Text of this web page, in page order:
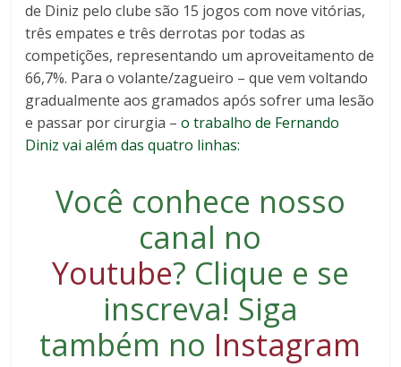
de Diniz pelo clube são 15 jogos com nove vitórias,
três empates e três derrotas por todas as
competições, representando um aproveitamento de
66,7%. Para o volante/zagueiro – que vem voltando
gradualmente aos gramados após sofrer uma lesão
e passar por cirurgia –o trabalho de Fernando
Diniz vai além das quatro linhas:
Você conhece nosso
canal no
Youtube? Clique e se
inscreva! Siga
também no Instagram